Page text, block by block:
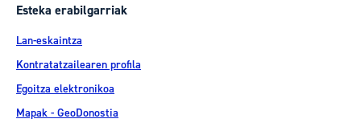
Esteka erabilgarriak
Lan-eskaintza
Kontratatzailearen profila
Egoitza elektronikoa
Mapak - GeoDonostia